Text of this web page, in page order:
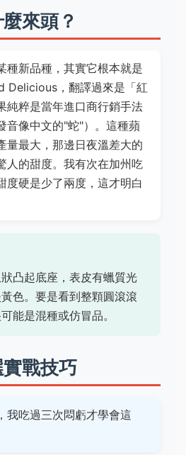
來頭？
種新品種，其實它根本就是
Delicious，翻譯過來是「紅
純粹是當年進口商行銷手法
音像中文的"蛇"）。這種蘋
量最大，那邊日夜溫差大的
人的甜度。我有次在加州吃
度硬是少了兩度，這才明白
凸起底座，表皮有蠟質光
色。要是看到整顆圓滾滾
能是混種或仿冒品。
戰技巧
，我吃過三次悶虧才學會這